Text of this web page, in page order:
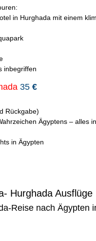
in Hurghada mit einem
inbegriffen
35 €
Rückgabe)
Ägyptens – alles
in Ägypten
Hurghada Ausflüge
Reise nach Ägypten